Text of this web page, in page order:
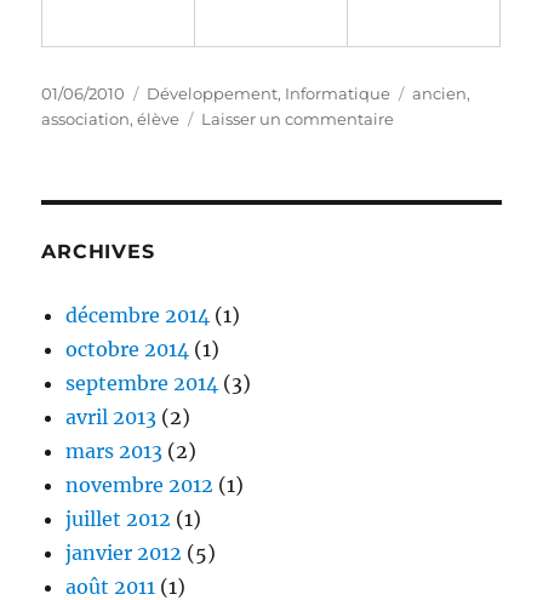
Publié
le
01/06/2010 Catégories
Développement, Informatique Étiquettes
ancien,
association,élève Laisser un commentairesur
ARCHIVES
décembre 2014 (1)
octobre 2014 (1)
septembre 2014 (3)
avril 2013 (2)
mars 2013 (2)
novembre 2012 (1)
juillet 2012 (1)
janvier 2012 (5)
août 2011 (1)